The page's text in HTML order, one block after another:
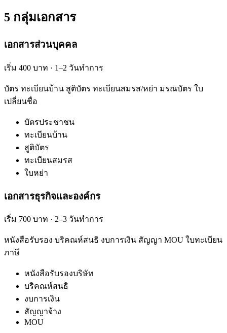
5 กลุ่มเอกสาร
เอกสารส่วนบุคคล
เริ่ม 400 บาท · 1–2 วันทำการ
บัตร ทะเบียนบ้าน สูติบัตร ทะเบียนสมรส/หย่า มรณบัตร ใบ
เปลี่ยนชื่อ
บัตรประชาชน
ทะเบียนบ้าน
สูติบัตร
ทะเบียนสมรส
ใบหย่า
เอกสารธุรกิจและองค์กร
เริ่ม 700 บาท · 2–3 วันทำการ
หนังสือรับรอง บริคณห์สนธิ งบการเงิน สัญญา MOU ใบทะเบียน
ภาษี
หนังสือรับรองบริษัท
บริคณห์สนธิ
งบการเงิน
สัญญาจ้าง
MOU